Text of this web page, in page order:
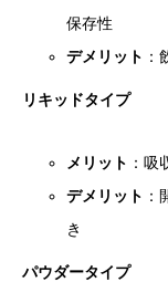
保存性
デメリット
リキッドタイプ
メリット ：
デメリット
き
パウダータイプ